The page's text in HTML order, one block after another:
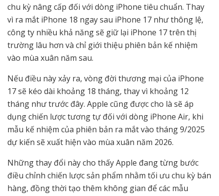
chu kỳ nâng cấp đối với dòng iPhone tiêu chuẩn. Thay
vì ra mắt iPhone 18 ngay sau iPhone 17 như thông lệ,
công ty nhiều khả năng sẽ giữ lại iPhone 17 trên thị
trường lâu hơn và chỉ giới thiệu phiên bản kế nhiệm
vào mùa xuân năm sau.
Nếu điều này xảy ra, vòng đời thương mại của iPhone
17 sẽ kéo dài khoảng 18 tháng, thay vì khoảng 12
tháng như trước đây. Apple cũng được cho là sẽ áp
dụng chiến lược tương tự đối với dòng iPhone Air, khi
mẫu kế nhiệm của phiên bản ra mắt vào tháng 9/2025
dự kiến sẽ xuất hiện vào mùa xuân năm 2026.
Những thay đổi này cho thấy Apple đang từng bước
điều chỉnh chiến lược sản phẩm nhằm tối ưu chu kỳ bán
hàng, đồng thời tạo thêm không gian để các mẫu